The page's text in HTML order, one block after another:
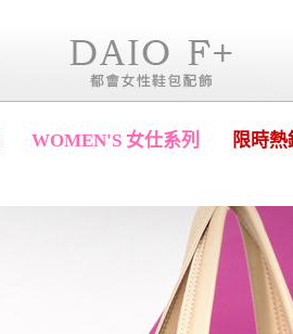
WOMEN'S 女仕系列 限時